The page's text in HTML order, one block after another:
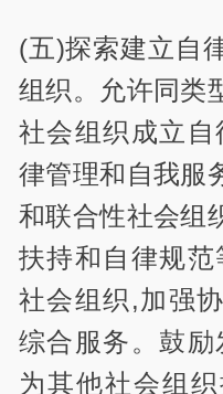
(五)探索建立自
组织。允许同类
社会组织成立
律管理和自我服
和联合性社会组
扶持和自律规
社会组织,加强
综合服务。鼓
为其他社会组